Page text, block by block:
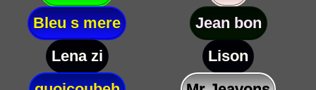
Bleu s mere
Jean bon
Lena zi
Lison